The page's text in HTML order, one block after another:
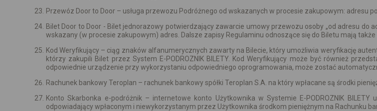
Przewóz Door to Door – usługa przewozu Podróżnego od wskazanych w procesie zakupowym: adresu
Bilet Door to Door - Bilet jednorazowy potwierdzający zawarcie umowy przewozu osoby „od adresu do
wskazany (w procesie zakupowym) adres. Dalsze zapisy Regulaminu odnoszące się do Biletu mają
Kod Weryfikujący – ciąg znaków alfanumerycznych zawarty na Bilecie, który umożliwia weryfikację
którzy zakupili Bilet przez System E-PODROZNIK BILETY. Kod Weryfikujący może być również
odpowiednie urządzenie przy wykorzystaniu odpowiedniego oprogramowania, może zostać
Rachunek bankowy Teroplan – rachunek bankowy spółki Teroplan S.A. na który wpłacane są środki
Konto Skarbonka e-podróżnik – internetowe konto Użytkownika w Systemie E-PODROZNIK
odpowiadający wpłaconym i niewykorzystanym przez Użytkownika środkom pieniężnym na Rachunku